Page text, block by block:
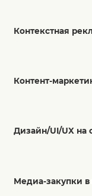
Контекстная
Контент-
Дизайн/UI/UX на
Медиа-закупки